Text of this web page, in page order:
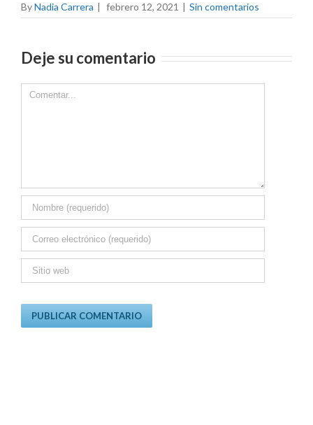
ByNadia Carrera | febrero 12, 2021 | Sin comentarios
Deje su comentario
Comment